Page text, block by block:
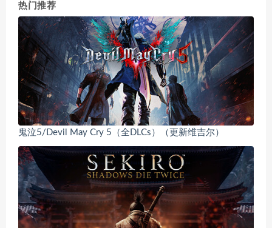
热门推荐
鬼泣5/Devil May Cry 5（全DLCs）（更新维吉尔）